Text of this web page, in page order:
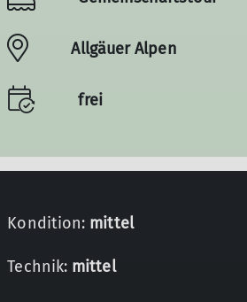
Allgäuer Alpen
frei
Kondition: mittel
Technik: mittel